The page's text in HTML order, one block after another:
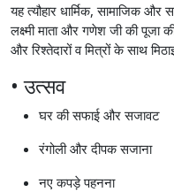
यह त्यौहार धार्मिक, सामाजिक
लक्ष्मी माता और गणेश जी की
और रिश्तेदारों व मित्रों के साथ
• उत्सव
घर की सफाई और सजावट
रंगोली और दीपक सजाना
नए कपड़े पहनना